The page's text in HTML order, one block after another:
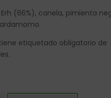
Erh (66%), canela, pimienta
etiquetado obligatorio de